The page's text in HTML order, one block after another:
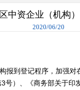
中资企业（机构
2020/06/20
报到登记程序，加强
3号）、《商务部关于印